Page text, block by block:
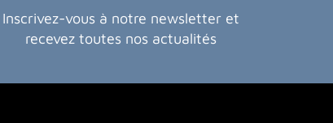
Inscrivez-vous à notre newsletter et
recevez toutes nos actualités